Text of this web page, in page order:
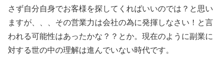
さず自分自身でお客様を探してくればいいのでは？と思い
ますが、、、その営業力は会社の為に発揮しなさい！と言
われる可能性はあったかな？？とか。現在のように副業に
対する世の中の理解は進んでいない時代です。